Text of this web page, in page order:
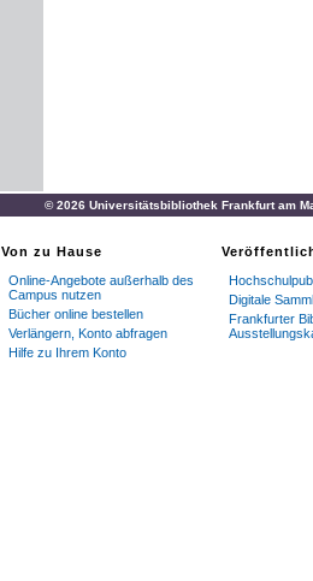
© 2026 Universitätsbibliothek Frankfurt am
Von zu Hause
Online-Angebote außerhalb des
Campus nutzen
Bücher online bestellen
Verlängern, Konto abfragen
Hilfe zu Ihrem Konto
Digitale
Frankfurter